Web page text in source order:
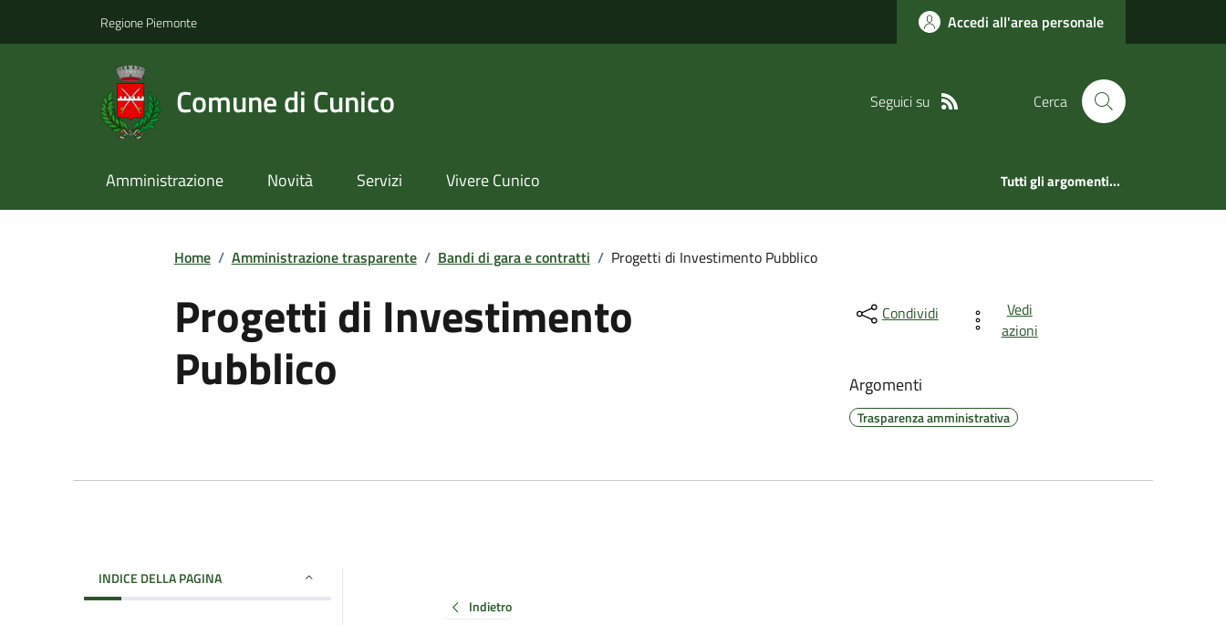
Regione Piemonte Accedi all'area personale
Comune di Cunico Seguici su Cerca
Amministrazione Novità Servizi Vivere Cunico Tutti gli argomenti...
Home / Amministrazione trasparente / Bandi di gara e contratti / Progetti di Investimento Pubblico
Progetti di Investimento
Pubblico
Condividi
Vedi
azioni
Argomenti
Trasparenza amministrativa
INDICE DELLA PAGINA
Indietro